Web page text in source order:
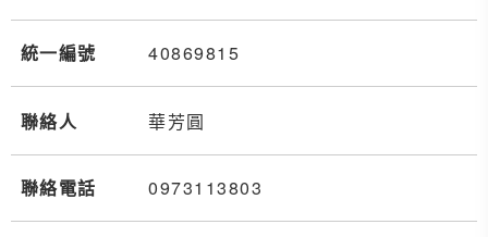
統一編號 40869815
聯絡人 華芳圓
聯絡電話 09731 13803